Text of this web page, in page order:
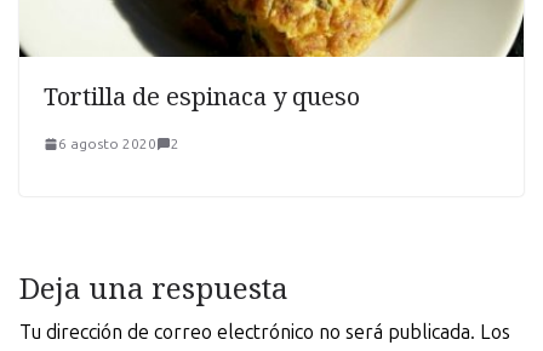
Tortilla de espinaca y queso
6 agosto 2020 2
Deja una respuesta
Tu dirección de correo electrónico no será publicada. Los